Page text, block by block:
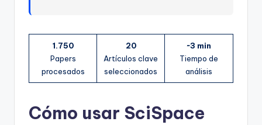
1.750
Papers
procesados
20
Artículos clave
seleccionados
~3 min
Tiempo de
análisis
Cómo usar SciSpace